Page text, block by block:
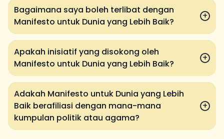
Bagaimana saya boleh terlibat dengan
Manifesto untuk Dunia yang Lebih Baik?
+
Apakah inisiatif yang disokong oleh
Manifesto untuk Dunia yang Lebih Baik?
+
Adakah Manifesto untuk Dunia yang Lebih
Baik berafiliasi dengan mana-mana
kumpulan politik atau agama?
+